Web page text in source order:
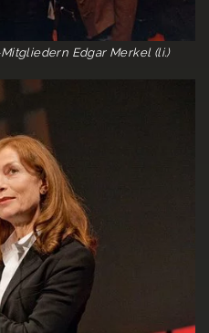
Edgar Merkel (li.)